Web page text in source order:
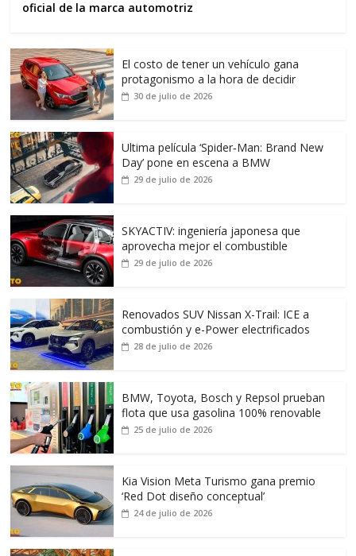
oficial de la marca automotriz
El costo de tener un vehículo gana
protagonismo a la hora de decidir
30 de julio de 2026
Ultima película ‘Spider‑Man: Brand New
Day’ pone en escena a BMW
29 de julio de 2026
SKYACTIV: ingeniería japonesa que
aprovecha mejor el combustible
29 de julio de 2026
Renovados SUV Nissan X-Trail: ICE a
combustión y e-Power electrificados
28 de julio de 2026
BMW, Toyota, Bosch y Repsol prueban
flota que usa gasolina 100% renovable
25 de julio de 2026
Kia Vision Meta Turismo gana premio
‘Red Dot diseño conceptual’
24 de julio de 2026